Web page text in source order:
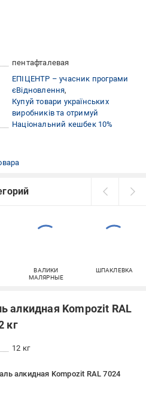
пентафталевая
ЕПІЦЕНТР – учасник програми
єВідновлення
Купуй товари українських
виробників та отримуй
Національний кешбек 10%
ВАЛИКИ
МАЛЯРНЫЕ
ШПАКЛЕВКА
алкидная Kompozit RAL
кг
12 кг
алкидная Kompozit RAL 7024